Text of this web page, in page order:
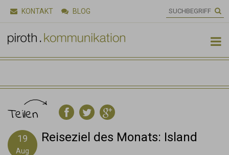
KONTAKT BLOG 
Teilen
19
Aug
Reiseziel des Monats: Island